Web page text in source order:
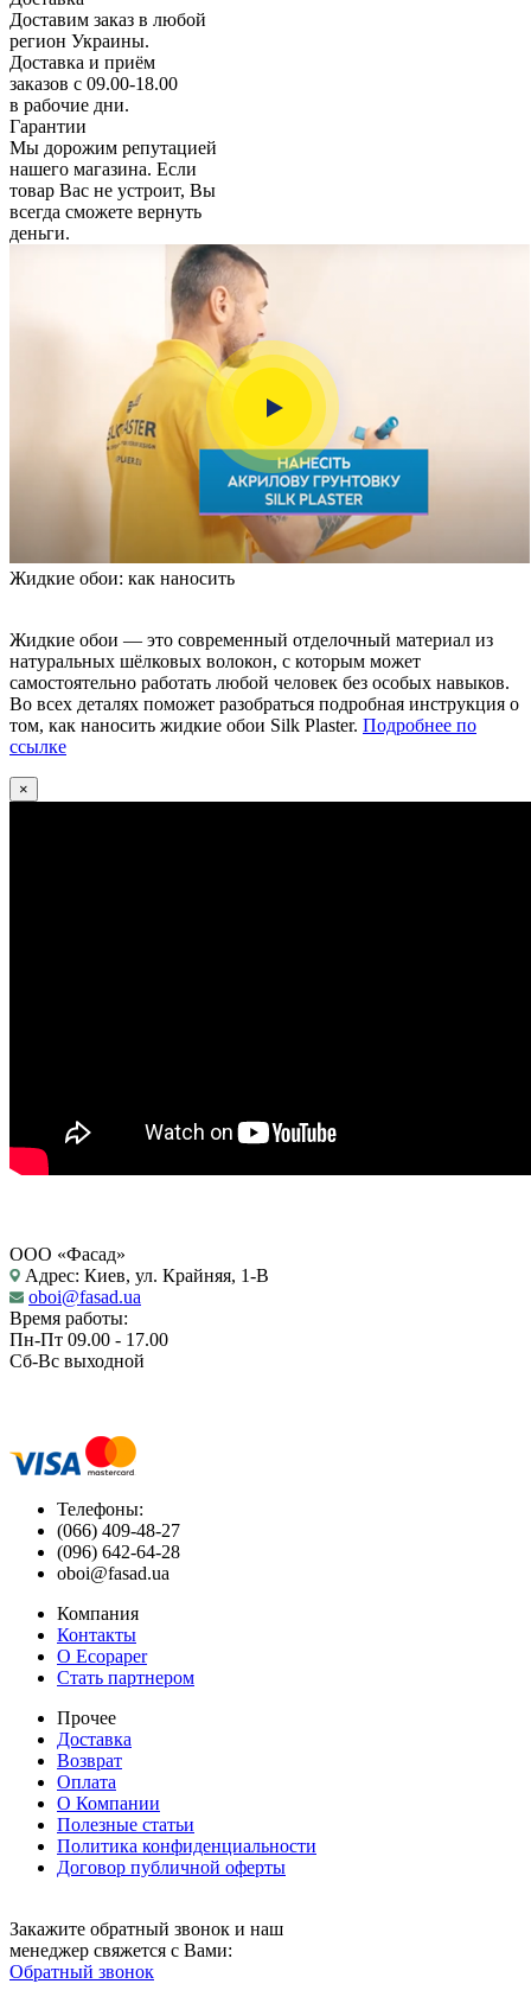
Доставим заказ в любой
регион Украины.
Доставка и приём
заказов с 09.00-18.00
в рабочие дни.
Гарантии
Мы дорожим репутацией
нашего магазина. Если
товар Вас не устроит, Вы
всегда сможете вернуть
деньги.
Жидкие обои: как наносить
Жидкие обои — это современный отделочный материал из
натуральных шёлковых волокон, с которым может
самостоятельно работать любой человек без особых навыков.
Во всех деталях поможет разобраться подробная инструкция о
том, как наносить жидкие обои Silk Plaster. Подробнее по
ссылке
×
ООО «Фасад»
Адрес: Киев, ул. Крайняя, 1-В
oboi@fasad.ua
Время работы:
Пн-Пт 09.00 - 17.00
Сб-Вс выходной
Телефоны:
(066) 409-48-27
(096) 642-64-28
oboi@fasad.ua
Компания
Контакты
О Ecopaper
Стать партнером
Прочее
Доставка
Возврат
Оплата
О Компании
Полезные статьи
Политика конфиденциальности
Договор публичной оферты
Закажите обратный звонок и наш
менеджер свяжется с Вами:
Обратный звонок